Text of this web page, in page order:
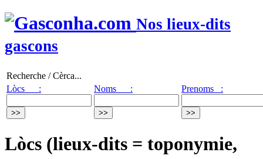
Nos lieux-dits
gascons
Recherche / Cèrca...
Lòcs :
Noms : Prenoms :
Lòcs (lieux-dits = toponymie,